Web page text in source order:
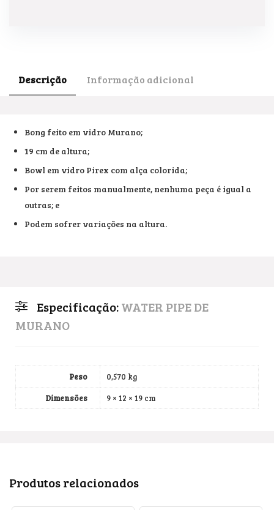
Descrição Informação adicional
Bong feito em vidro Murano;
19 cm de altura;
Bowl em vidro Pirex com alça colorida;
Por serem feitos manualmente, nenhuma peça é igual a
outras; e
Podem sofrer variações na altura.
Especificação:WATER PIPE DE
MURANO
Peso
0,570 kg
Dimensões
9 × 12 × 19 cm
Produtos relacionados